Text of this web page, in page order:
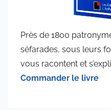
Près de 1800
séfarades, sous leurs
vous racontent et
Commander le livre